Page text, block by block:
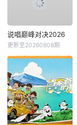
说唱巅峰对决2026
更新至20260808期